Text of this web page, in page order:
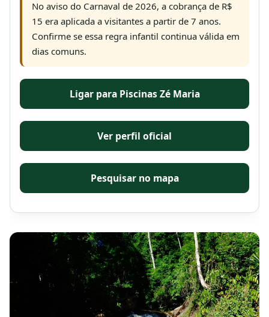
No aviso do Carnaval de 2026, a cobrança de R$
15 era aplicada a visitantes a partir de 7 anos.
Confirme se essa regra infantil continua válida em
dias comuns.
Ligar para Piscinas Zé Maria
Ver perfil oficial
Pesquisar no mapa